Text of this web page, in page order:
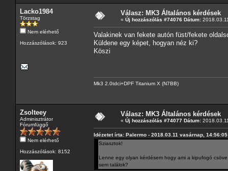
Lacko1984
Törzstag
Nem elérhető
Hozzászólások: 923
Válasz: MK3 Általános kérdések
« Új hozzászólás #74076 Dátum:
Valakinek van fekete autón füst/fekete
Küldene egy képet, hogyan néz ki?
Köszi
Mk3 2.0tdci+DPF Titanium X (N7BB)
Zsolteey
Adminisztrátor
Fórumfüggő
Nem elérhető
Hozzászólások: 8152
Válasz: MK3 Általános kérdések
« Új hozzászólás #74077 Dátum:
Idézetet írta: Palermo - 2018.03.11 vasárnap, 14:56:05
Sziasztok!
Lenne egy olyan kérdésem hogy ami a kipufogó
sem találok?